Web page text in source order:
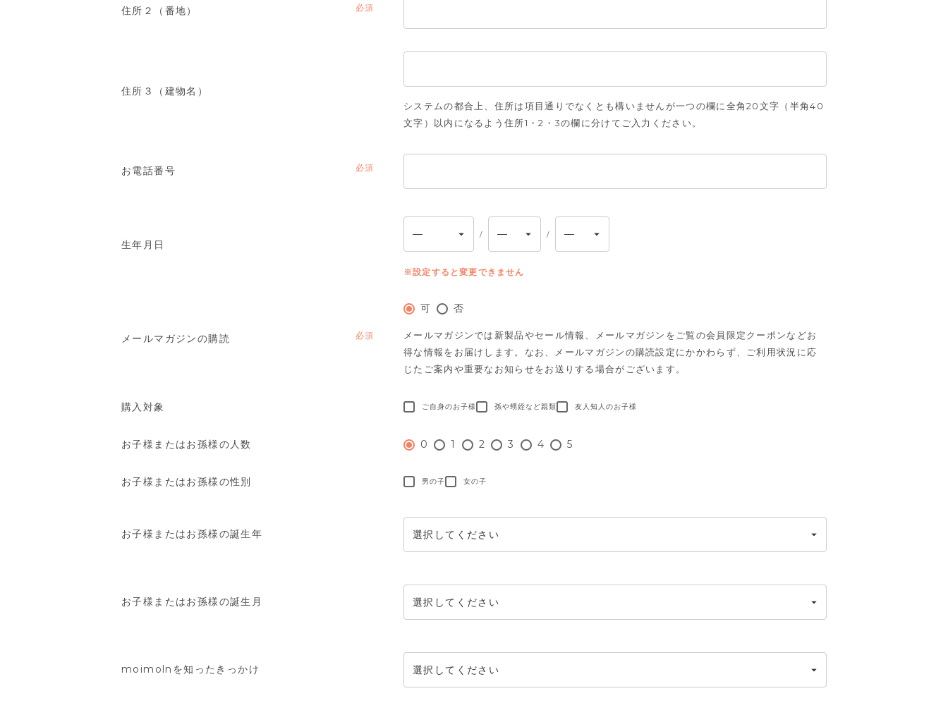
住所２（番地）
住所３（建物名）
システムの都合上、住所は項目通りでなくとも構いませんが一つの欄に全角20文字（半角40
文字）以内になるよう住所1・2・3の欄に分けてご入力ください。
お電話番号
生年月日
※設定すると変更できません
メールマガジンの購読
可 否
メールマガジンでは新製品やセール情報、メールマガジンをご覧の会員限定クーポンなどお
得な情報をお届けします。 なお、メールマガジンの購読設定にかかわらず、ご利用状況に応
じたご案内や重要なお知らせをお送りする場合がございます。
購入対象 ご自身のお子様 孫や甥姪など親類 友人知人のお子様
お子様またはお孫様の人数 0 1 2 3 4 5
お子様またはお孫様の性別 男の子 女の子
お子様またはお孫様の誕生年
お子様またはお孫様の誕生月
moimolnを知ったきっかけ